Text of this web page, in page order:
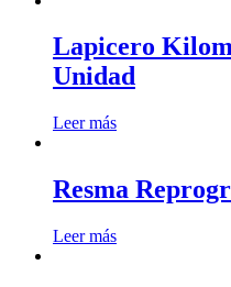
Lapicero
Unidad
Leer más
Resma
Leer más